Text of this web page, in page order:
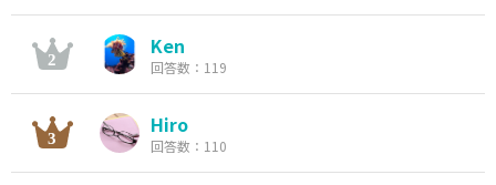
Ken
回答数：119
Hiro
回答数：110